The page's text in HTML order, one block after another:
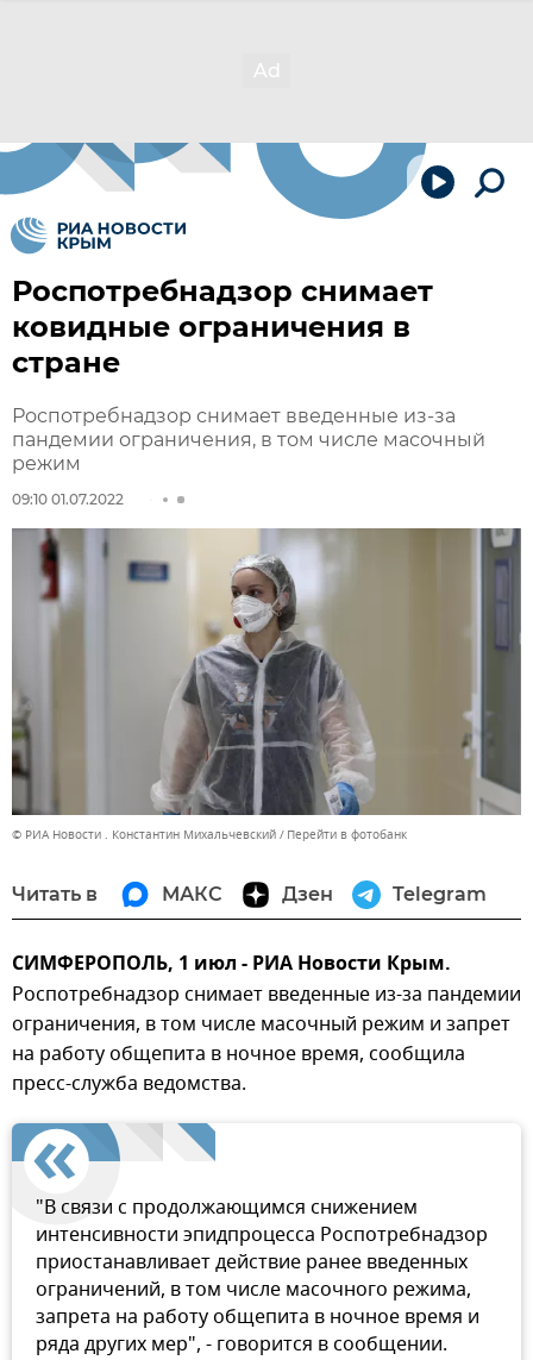
Роспотребнадзор снимает
ковидные ограничения в
стране
Роспотребнадзор снимает введенные из-за
пандемии ограничения, в том числе масочный
режим
09:10 01.07.2022
© РИА Новости . Константин Михальчевский Перейти в фотобанк
Читать в МАКС Дзен Telegram
СИМФЕРОПОЛЬ, 1 июл - РИА Новости Крым.
Роспотребнадзор снимает введенные из-за пандемии
ограничения, в том числе масочный режим и запрет
на работу общепита в ночное время, сообщила
пресс-служба ведомства.
"В связи с продолжающимся снижением
интенсивности эпидпроцесса Роспотребнадзор
приостанавливает действие ранее введенных
ограничений, в том числе масочного режима,
запрета на работу общепита в ночное время и
ряда других мер", - говорится в сообщении.